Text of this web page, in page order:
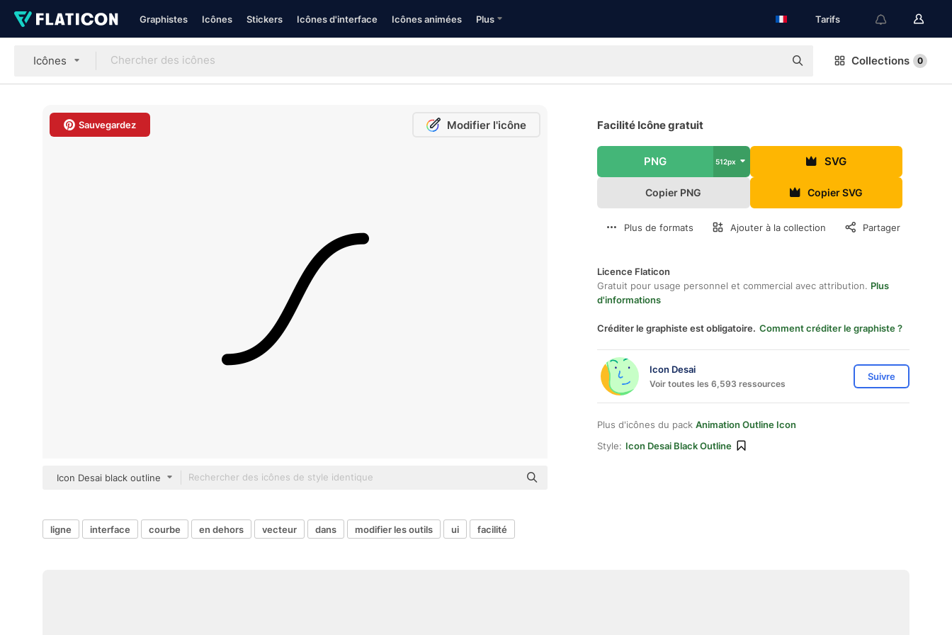
Graphistes Icônes Stickers Icônes d'interface Icônes animées Plus Tarifs
Icônes Collections 0
Sauvegardez Modifier l'icône
Icon Desai black outline
Facilité Icône gratuit
PNG 512px SVG
Copier PNG Copier SVG
Plus de formats Ajouter à la collection Partager
Licence Flaticon
Gratuit pour usage personnel et commercial avec attribution. Plus
d'informations
Créditer le graphiste est obligatoire. Comment créditer le graphiste ?
Icon Desai
Voir toutes les 6,593 ressources
Suivre
Plus d'icônes du pack Animation Outline Icon
Style: Icon Desai Black Outline
ligne interface courbe en dehors vecteur dans modifier les outils ui facilité